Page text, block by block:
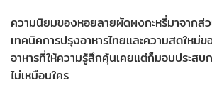
ความนิยมของหอยลายผัดผงกะหรี่มาจาก
เทคนิคการปรุงอาหารไทยและความสดใหม่ข
อาหารที่ให้ความรู้สึกคุ้นเคยแต่ก็มอบประส
ไม่เหมือนใคร